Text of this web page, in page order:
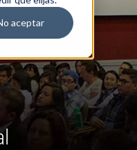
aceptar